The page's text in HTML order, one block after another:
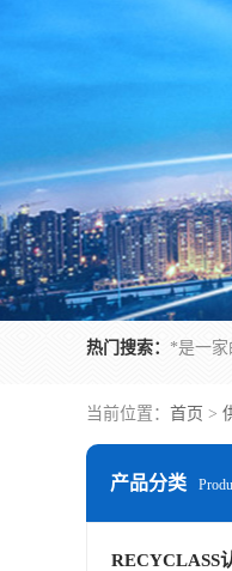
热门搜索：
当前位置： 首页 >
产品分类
RECYCLASS